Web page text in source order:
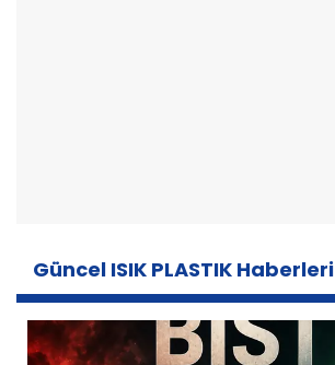
Güncel ISIK PLASTIK Haberleri